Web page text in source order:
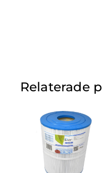
Relaterade